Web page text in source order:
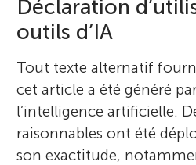
Déclaration
outils d’IA
Tout texte alternatif
cet article a été généré
l’intelligence artificielle.
raisonnables ont été
son exactitude,